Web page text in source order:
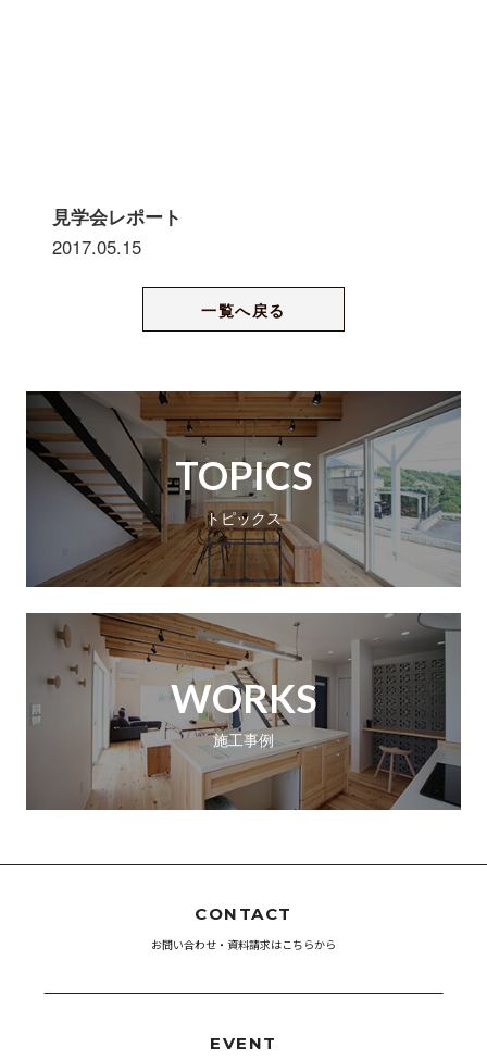
見学会レポート
2017.05.15
一覧へ戻る
TOPICS
トピックス
WORKS
施工事例
CONTACT
お問い合わせ・資料請求はこちらから
EVENT